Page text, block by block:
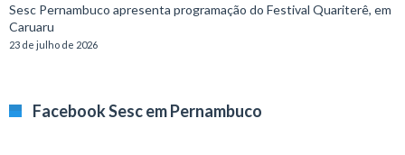
Sesc Pernambuco apresenta programação do Festival Quariterê, em
Caruaru
23 de julho de 2026
Facebook Sesc em Pernambuco